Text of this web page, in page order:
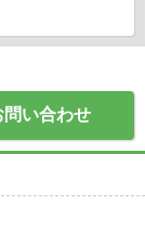
問い合わせ